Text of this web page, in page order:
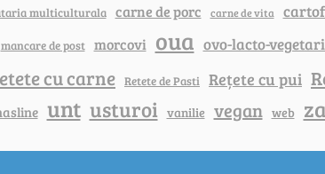
multiculturala carne de porc carne de vita
mancare de post morcovi oua ovo-lacto-
cu carne Retete de Pasti Rețete cu pui
unt usturoi vanilie vegan web